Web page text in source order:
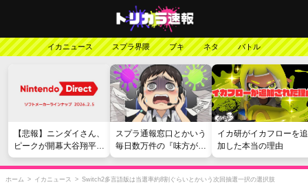
イカニュース スプラ界隈 ブキ ネタ バトル
【悲報】ニンダイさん、
ピークが開幕大谷翔平の
がっかりダイレクトだっ
たと言われてしまう
スプラ通報窓口とかいう
毎日数万件の『味方が弱
い』愚痴を読まされる苦
行
イカ研がイカフローを追
加した本当の理由
ホーム > イカニュース > Switch2多言語版は当選率約8割ぐらいとかいう次回抽選一択の選択肢